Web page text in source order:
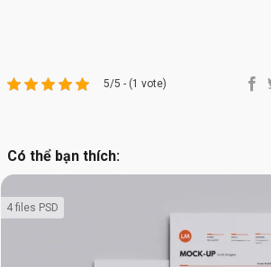
5/5 - (1 vote)
Có thể bạn thích:
4 files PSD